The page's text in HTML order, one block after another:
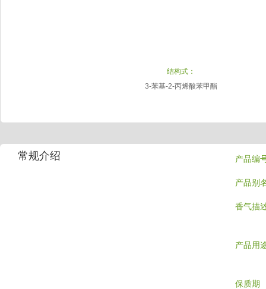
结构式：
3-苯基-2-丙烯酸苯甲酯
常规介绍 产品编
产品别
香气描
产品用
保质期